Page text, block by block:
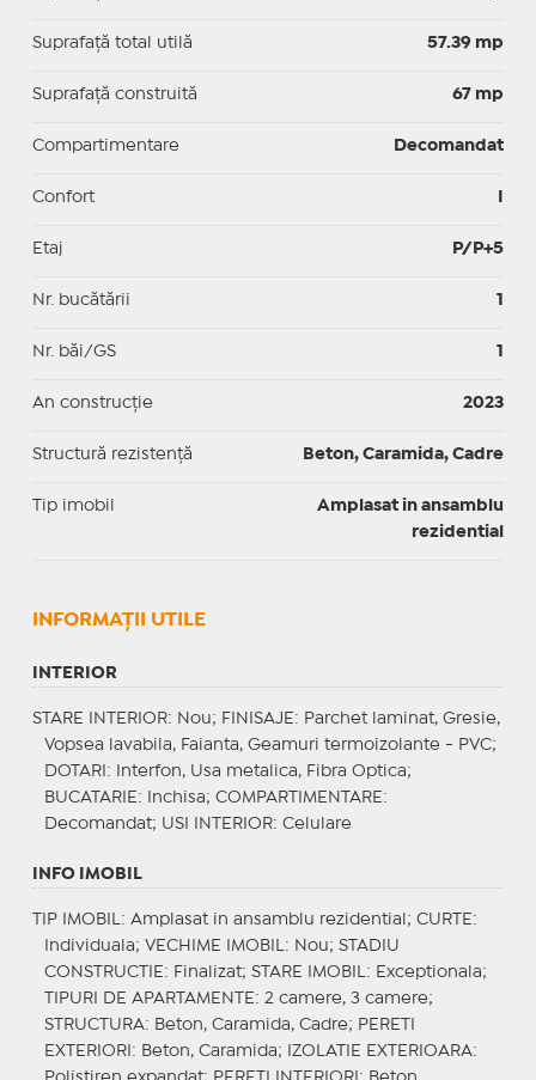
Suprafaţă total utilă 57.39 mp
Suprafaţă construită 67 mp
Compartimentare Decomandat
Confort
Etaj P/P+5
Nr. bucătării 1
Nr. băi/GS 1
An construcție 2023
Structură rezistență Beton, Caramida, Cadre
Tip imobil
Amplasat in ansamblu
rezidential
INFORMAŢII UTILE
INTERIOR
STARE INTERIOR: Nou; FINISAJE : Parchet laminat, Gresie,
Vopsea lavabila, Faianta, Geamuri termoizolante - PVC;
DOTARI : Interfon, Usa metalica, Fibra Optica;
BUCATARIE : Inchisa; COMPARTIMENTARE :
Decomandat; USI INTERIOR: Celulare
INFO IMOBIL
TIP IMOBIL : Amplasat in ansamblu rezidential; CURTE :
Individuala; VECHIME IMOBIL : Nou; STADIU
CONSTRUCTIE : Finalizat; STARE IMOBIL : Exceptionala;
TIPURI DE APARTAMENTE : 2 camere, 3 camere;
STRUCTURA: Beton, Caramida, Cadre; PERETI
EXTERIORI : Beton, Caramida; IZOLATIE EXTERIOARA: